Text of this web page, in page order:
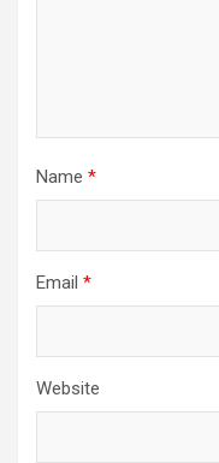
Name *
Email *
Website